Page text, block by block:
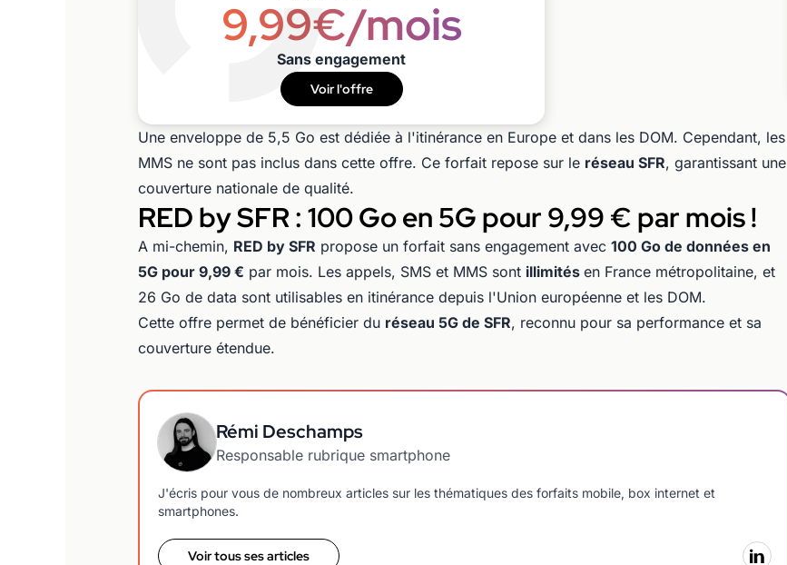
9,99€/mois
Sans engagement
Voir l'offre
Une enveloppe de 5,5 Go est dédiée à l'itinérance en Europe et dans les DOM. Cependant, les
MMS ne sont pas inclus dans cette offre. Ce forfait repose sur le réseau SFR, garantissant une
couverture nationale de qualité.
RED by SFR : 100 Go en 5G pour 9,99 € par mois !
A mi-chemin, RED by SFR propose un forfait sans engagement avec 100 Go de données en
5G pour 9,99 € par mois. Les appels, SMS et MMS sont illimités en France métropolitaine, et
26 Go de data sont utilisables en itinérance depuis l'Union européenne et les DOM.
Cette offre permet de bénéficier du réseau 5G de SFR, reconnu pour sa performance et sa
couverture étendue.
Rémi Deschamps
Responsable rubrique smartphone
J'écris pour vous de nombreux articles sur les thématiques des forfaits mobile, box internet et
smartphones.
Voir tous ses articles